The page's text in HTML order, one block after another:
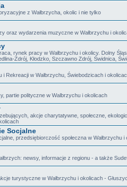
z Wałbrzycha, okolic i nie tylko
oraz wydarzenia muzyczne w Wałbrzychu i
rynek pracy w Wałbrzychu i okolicy. Dolny
Zdrój, Kłodzko, Szczawno Zdrój, Świdnica,
i Rekreacji w Wałbrzychu, Świebodzicach i
partie polityczne w Walbrzychu i okolicach
akcje charytatywne, społeczne,
Socjalne
przedsiębiorczość społeczna w Wałbrzychu i
newsy, informacje z regionu - a także
turystyczne w Wałbrzychu i okolicach -